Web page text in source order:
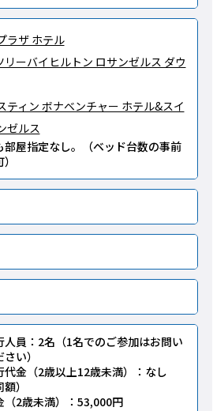
ラザ ホテル
リーバイヒルトン ロサンゼルス ダウ
ティン ボナベンチャー ホテル&スイ
ゼルス
屋指定なし。（ベッド台数の事前
人員：2名（1名でのご参加はお問い
い）
代金（2歳以上12歳未満）：なし
）
（2歳未満）：53,000円